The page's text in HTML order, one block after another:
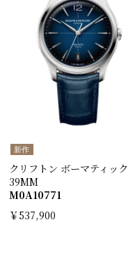
新作
クリフトン ボーマティック
39MM
M0A10771
￥537,900